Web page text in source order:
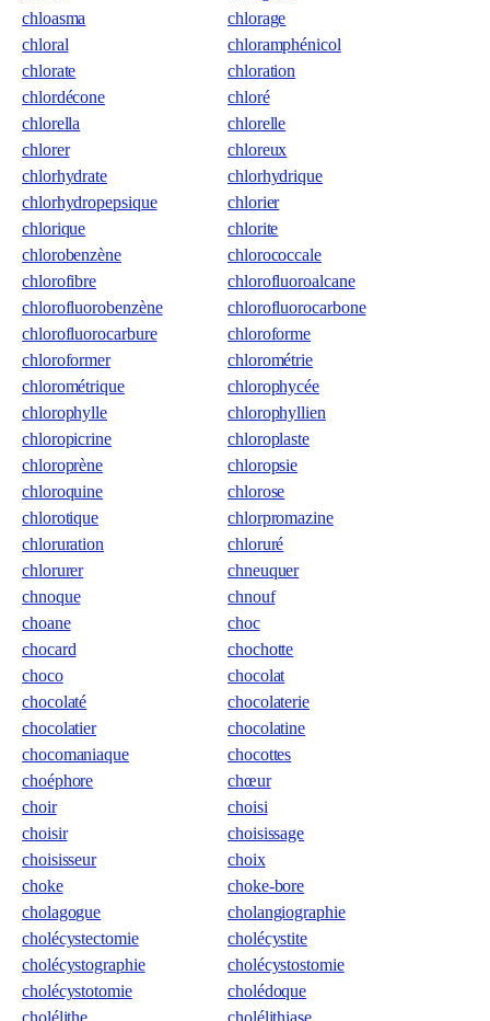
chloasma
chlorage
chloral
chloramphénicol
chlorate
chloration
chlordécone
chloré
chlorella
chlorelle
chlorer
chloreux
chlorhydrate
chlorhydrique
chlorhydropepsique
chlorier
chlorique
chlorite
chlorobenzène
chlorococcale
chlorofibre
chlorofluoroalcane
chlorofluorobenzène
chlorofluorocarbone
chlorofluorocarbure
chloroforme
chloroformer
chlorométrie
chlorométrique
chlorophycée
chlorophylle
chlorophyllien
chloropicrine
chloroplaste
chloroprène
chloropsie
chloroquine
chlorose
chlorotique
chlorpromazine
chloruration
chloruré
chlorurer
chneuquer
chnoque
chnouf
choane
choc
chocard
chochotte
choco
chocolat
chocolaté
chocolaterie
chocolatier
chocolatine
chocomaniaque
chocottes
choéphore
chœur
choir
choisi
choisir
choisissage
choisisseur
choix
choke
choke-bore
cholagogue
cholangiographie
cholécystectomie
cholécystite
cholécystographie
cholécystostomie
cholécystotomie
cholédoque
cholélithe
cholélithiase